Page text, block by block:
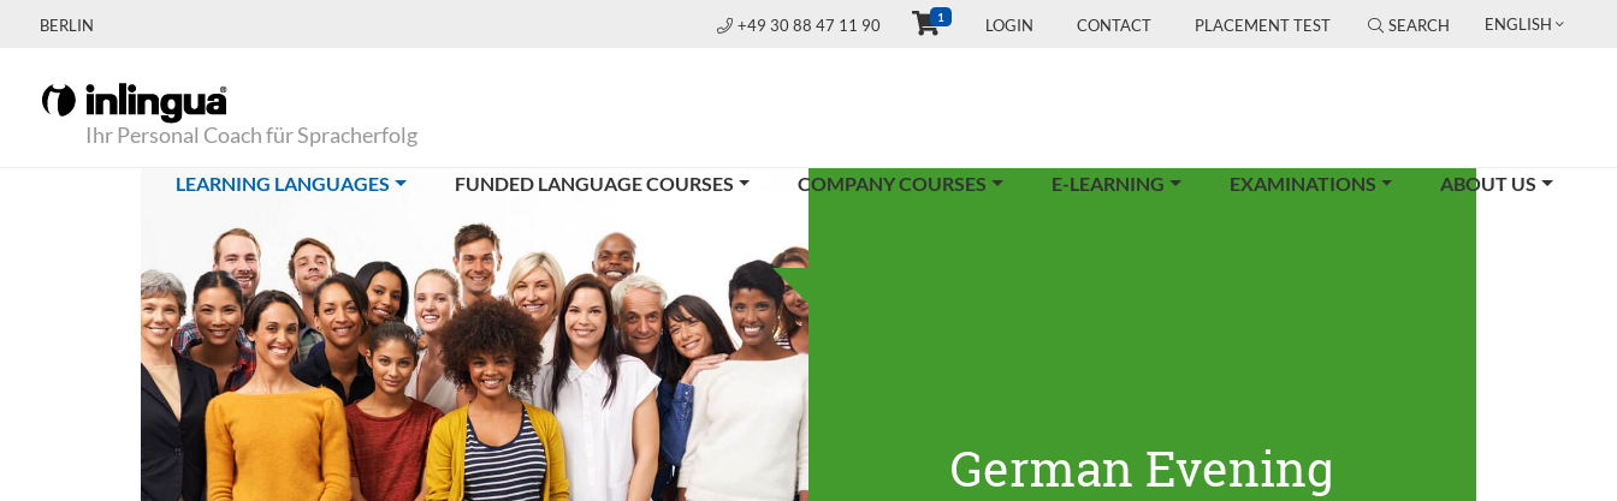
BERLIN +49 30 88 47 11 90 1 LOGIN CONTACT PLACEMENT TEST SEARCH ENGLISH
Ihr Personal Coach für Spracherfolg
LEARNING LANGUAGES(CURRENT)FUNDED LANGUAGE COURSES COMPANY COURSES E-LEARNING EXAMINATIONS ABOUT US
German Evening